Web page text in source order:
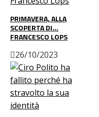
PRIMAVERA, ALLA
SCOPERTA DI…
FRANCESCO LOPS
26/10/2023